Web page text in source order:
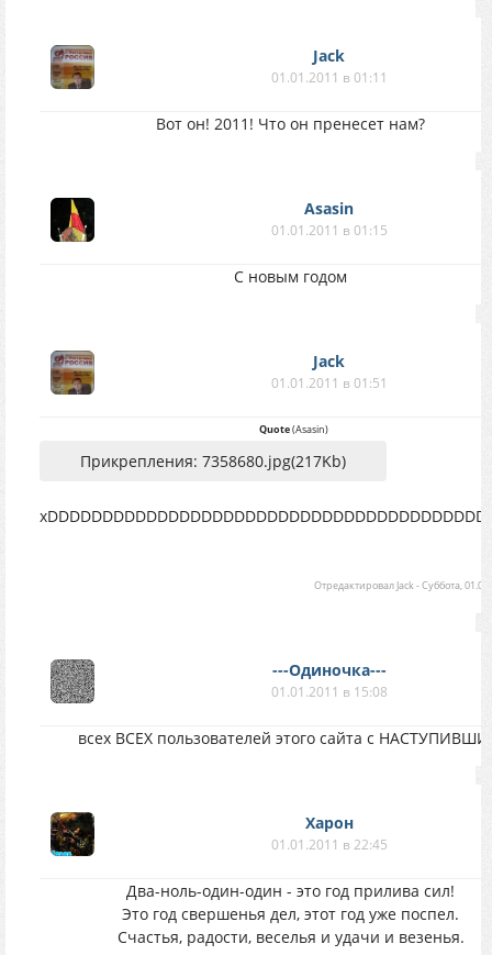
Jack
01.01.2011 в 01:11
Вот он! 2011! Что он пренесет нам?
Asasin
01.01.2011 в 01:15
С новым годом
Jack
01.01.2011 в 01:51
Quote(Asasin)
Прикрепления: 7358680.jpg(217Kb)
Отредактировал Jack-Суббота,
---Одиночка---
01.01.2011 в 15:08
всех ВСЕХ пользователей этого сайта с
Харон
01.01.2011 в 22:45
Два-ноль-один-один - это год прилива сил!
Это год свершенья дел, этот год уже поспел.
Счастья, радости, веселья и удачи и везенья.